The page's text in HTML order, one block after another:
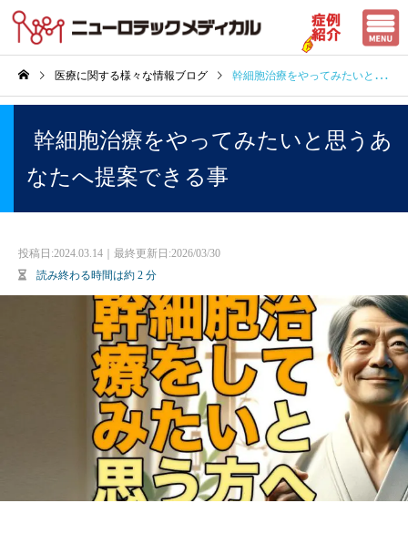
医療に関する様々な情報ブログ 幹細胞治療をやってみたいと思うあなたへ提案できる事
幹細胞治療をやってみたいと思うあ
なたへ提案できる事
投稿日:2024.03.14｜最終更新日:2026/03/30
読み終わる時間は約 2 分